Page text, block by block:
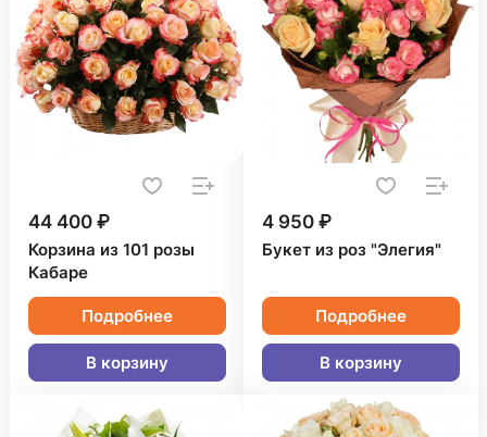
44 400 ₽
Корзина из 101 розы
Кабаре
Подробнее
В корзину
4 950 ₽
Букет из роз "Элегия"
Подробнее
В корзину